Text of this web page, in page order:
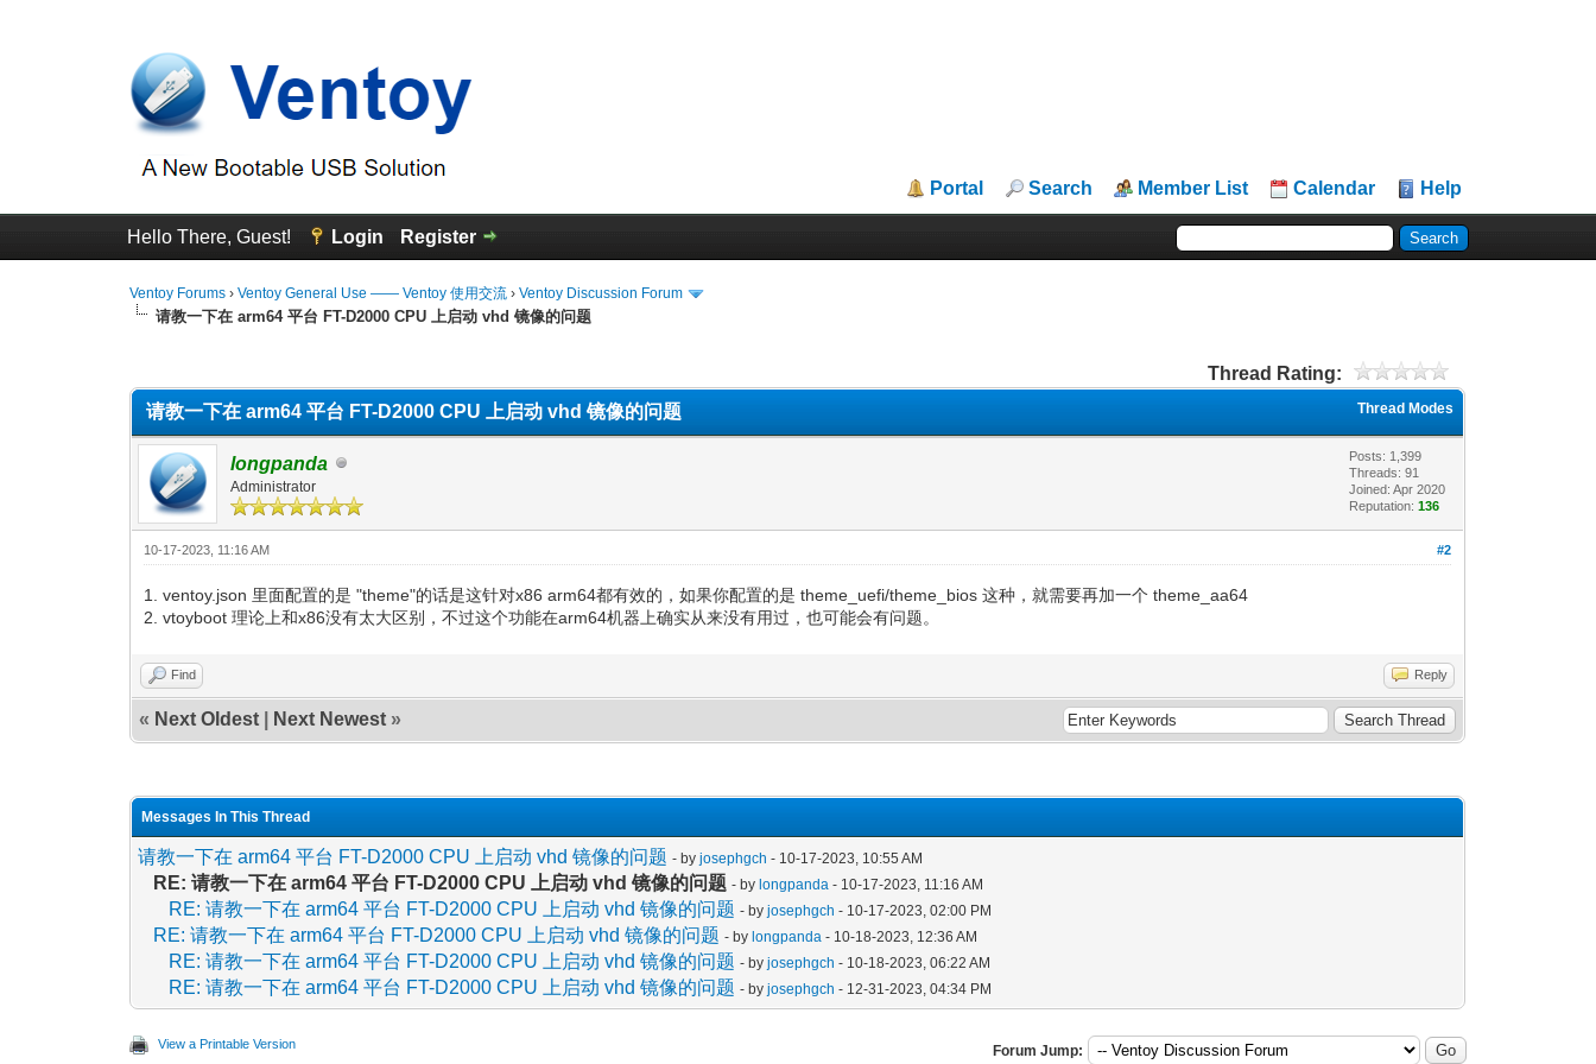
Portal Search Member List Calendar Help
Hello There, Guest! Login Register
Ventoy Forums ›Ventoy General Use —— Ventoy 使用交流 ›Ventoy Discussion Forum
请教一下在 arm64 平台 FT-D2000 CPU 上启动 vhd 镜像的问题
Thread Rating:
Thread Modes
请教一下在 arm64 平台 FT-D2000 CPU 上启动 vhd 镜像的问题
longpanda
Administrator
Posts: 1,399
Threads: 91
Joined: Apr 2020
Reputation:136
#2
10-17-2023, 11:16 AM
1. ventoy.json 里面配置的是 "theme"的话是这针对x86 arm64都有效的，如果你配置的是 theme_uefi/theme_bios 这种，就需要再加一个 theme_aa64
2. vtoyboot 理论上和x86没有太大区别，不过这个功能在arm64机器上确实从来没有用过，也可能会有问题。
Find Reply
« Next Oldest Next Newest »
Messages In This Thread
请教一下在 arm64 平台 FT-D2000 CPU 上启动 vhd 镜像的问题 - byjosephgch - 10-17-2023, 10:55 AM
RE: 请教一下在 arm64 平台 FT-D2000 CPU 上启动 vhd 镜像的问题 - bylongpanda - 10-17-2023, 11:16 AM
RE: 请教一下在 arm64 平台 FT-D2000 CPU 上启动 vhd 镜像的问题 - byjosephgch - 10-17-2023, 02:00 PM
RE: 请教一下在 arm64 平台 FT-D2000 CPU 上启动 vhd 镜像的问题 - bylongpanda - 10-18-2023, 12:36 AM
RE: 请教一下在 arm64 平台 FT-D2000 CPU 上启动 vhd 镜像的问题 - byjosephgch - 10-18-2023, 06:22 AM
RE: 请教一下在 arm64 平台 FT-D2000 CPU 上启动 vhd 镜像的问题 - byjosephgch - 12-31-2023, 04:34 PM
View a Printable Version Forum Jump: